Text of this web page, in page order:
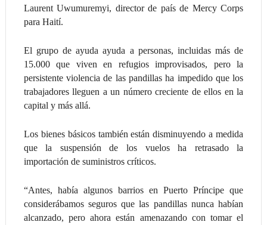
Laurent Uwumuremyi, director de país de Mercy Corps
para Haití.
El grupo de ayuda ayuda a personas, incluidas más de
15.000 que viven en refugios improvisados, pero la
persistente violencia de las pandillas ha impedido que los
trabajadores lleguen a un número creciente de ellos en la
capital y más allá.
Los bienes básicos también están disminuyendo a medida
que la suspensión de los vuelos ha retrasado la
importación de suministros críticos.
“Antes, había algunos barrios en Puerto Príncipe que
considerábamos seguros que las pandillas nunca habían
alcanzado, pero ahora están amenazando con tomar el